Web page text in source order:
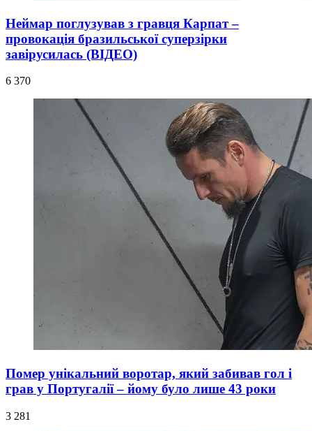
Неймар поглузував з гравця Карпат –
провокація бразильської суперзірки
завірусилась (ВІДЕО)
6 370
Помер унікальний воротар, який забивав гол і
грав у Португалії – йому було лише 43 роки
3 281